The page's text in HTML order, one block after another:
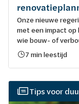
Onze nieuwe
met een impact op
wie bouw- of
7 min leestijd
Tips voor